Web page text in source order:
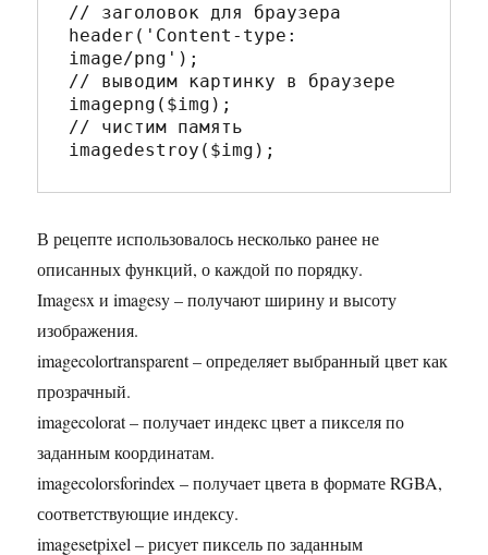
// заголовок для браузера
header('Content-type:
image/png');
// выводим картинку в браузере
imagepng($img);
// чистим память
В рецепте использовалось несколько ранее не
описанных функций, о каждой по порядку.
Imagesx и imagesy – получают ширину и высоту
изображения.
imagecolortransparent – определяет выбранный цвет как
прозрачный.
imagecolorat – получает индекс цвет а пикселя по
заданным координатам.
imagecolorsforindex – получает цвета в формате RGBA,
соответствующие индексу.
imagesetpixel – рисует пиксель по заданным